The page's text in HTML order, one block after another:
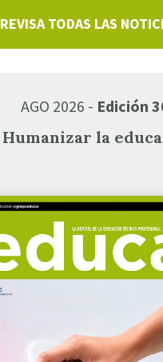
REVISA TODAS LAS
AGO 2026 - Edición
Humanizar la